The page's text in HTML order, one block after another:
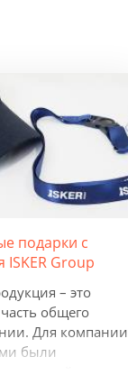
подарки с
ISKER Group
– это
общего
Для компании
были